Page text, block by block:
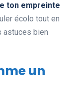
ton empreinte
écolo tout en
astuces bien
un